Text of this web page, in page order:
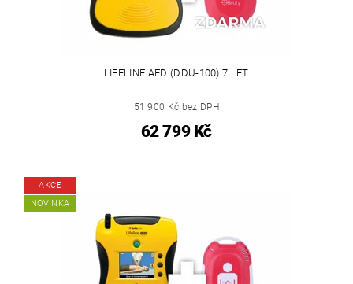
LIFELINE AED (DDU-100) 7 LET
51 900 Kč bez DPH
62 799 Kč
AKCE
NOVINKA